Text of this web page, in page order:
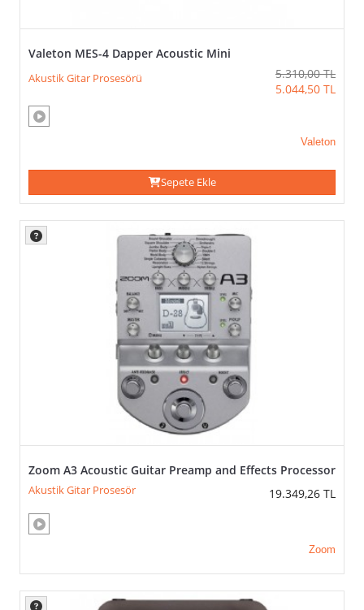
Valeton MES-4 Dapper Acoustic Mini
Akustik Gitar Prosesörü 5.310,00 TL
5.044,50 TL
Valeton
Sepete Ekle
Zoom A3 Acoustic Guitar Preamp and Effects Processor
Akustik Gitar Prosesör 19.349,26 TL
Zoom